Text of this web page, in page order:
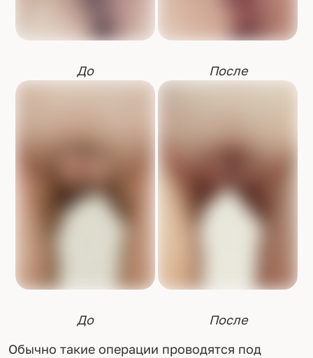
До После
До
После
Обычно такие операции проводятся под